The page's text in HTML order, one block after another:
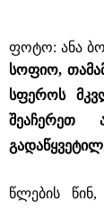
ფოტო: ანა
სოფიო,
სფეროს
შეაჩერეთ
წლების